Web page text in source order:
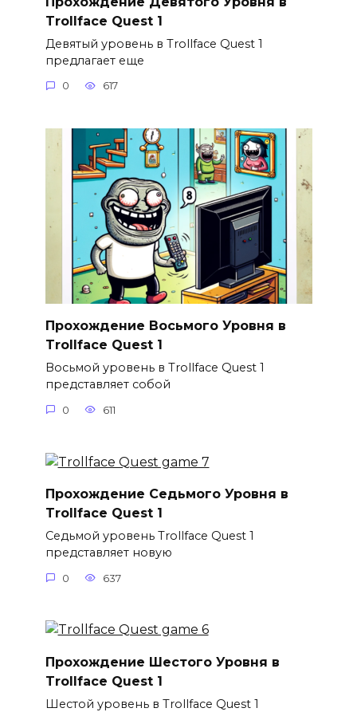
Trollface Quest 1
Девятый уровень в Trollface Quest 1
предлагает еще
0 617
Прохождение Восьмого Уровня в
Trollface Quest 1
Восьмой уровень в Trollface Quest 1
представляет собой
0 611
Прохождение Седьмого Уровня в
Trollface Quest 1
Седьмой уровень Trollface Quest 1
представляет новую
0 637
Прохождение Шестого Уровня в
Trollface Quest 1
Шестой уровень в Trollface Quest 1